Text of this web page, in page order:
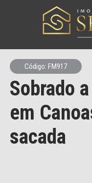
Código: FM917
Sobrado
em
sacada